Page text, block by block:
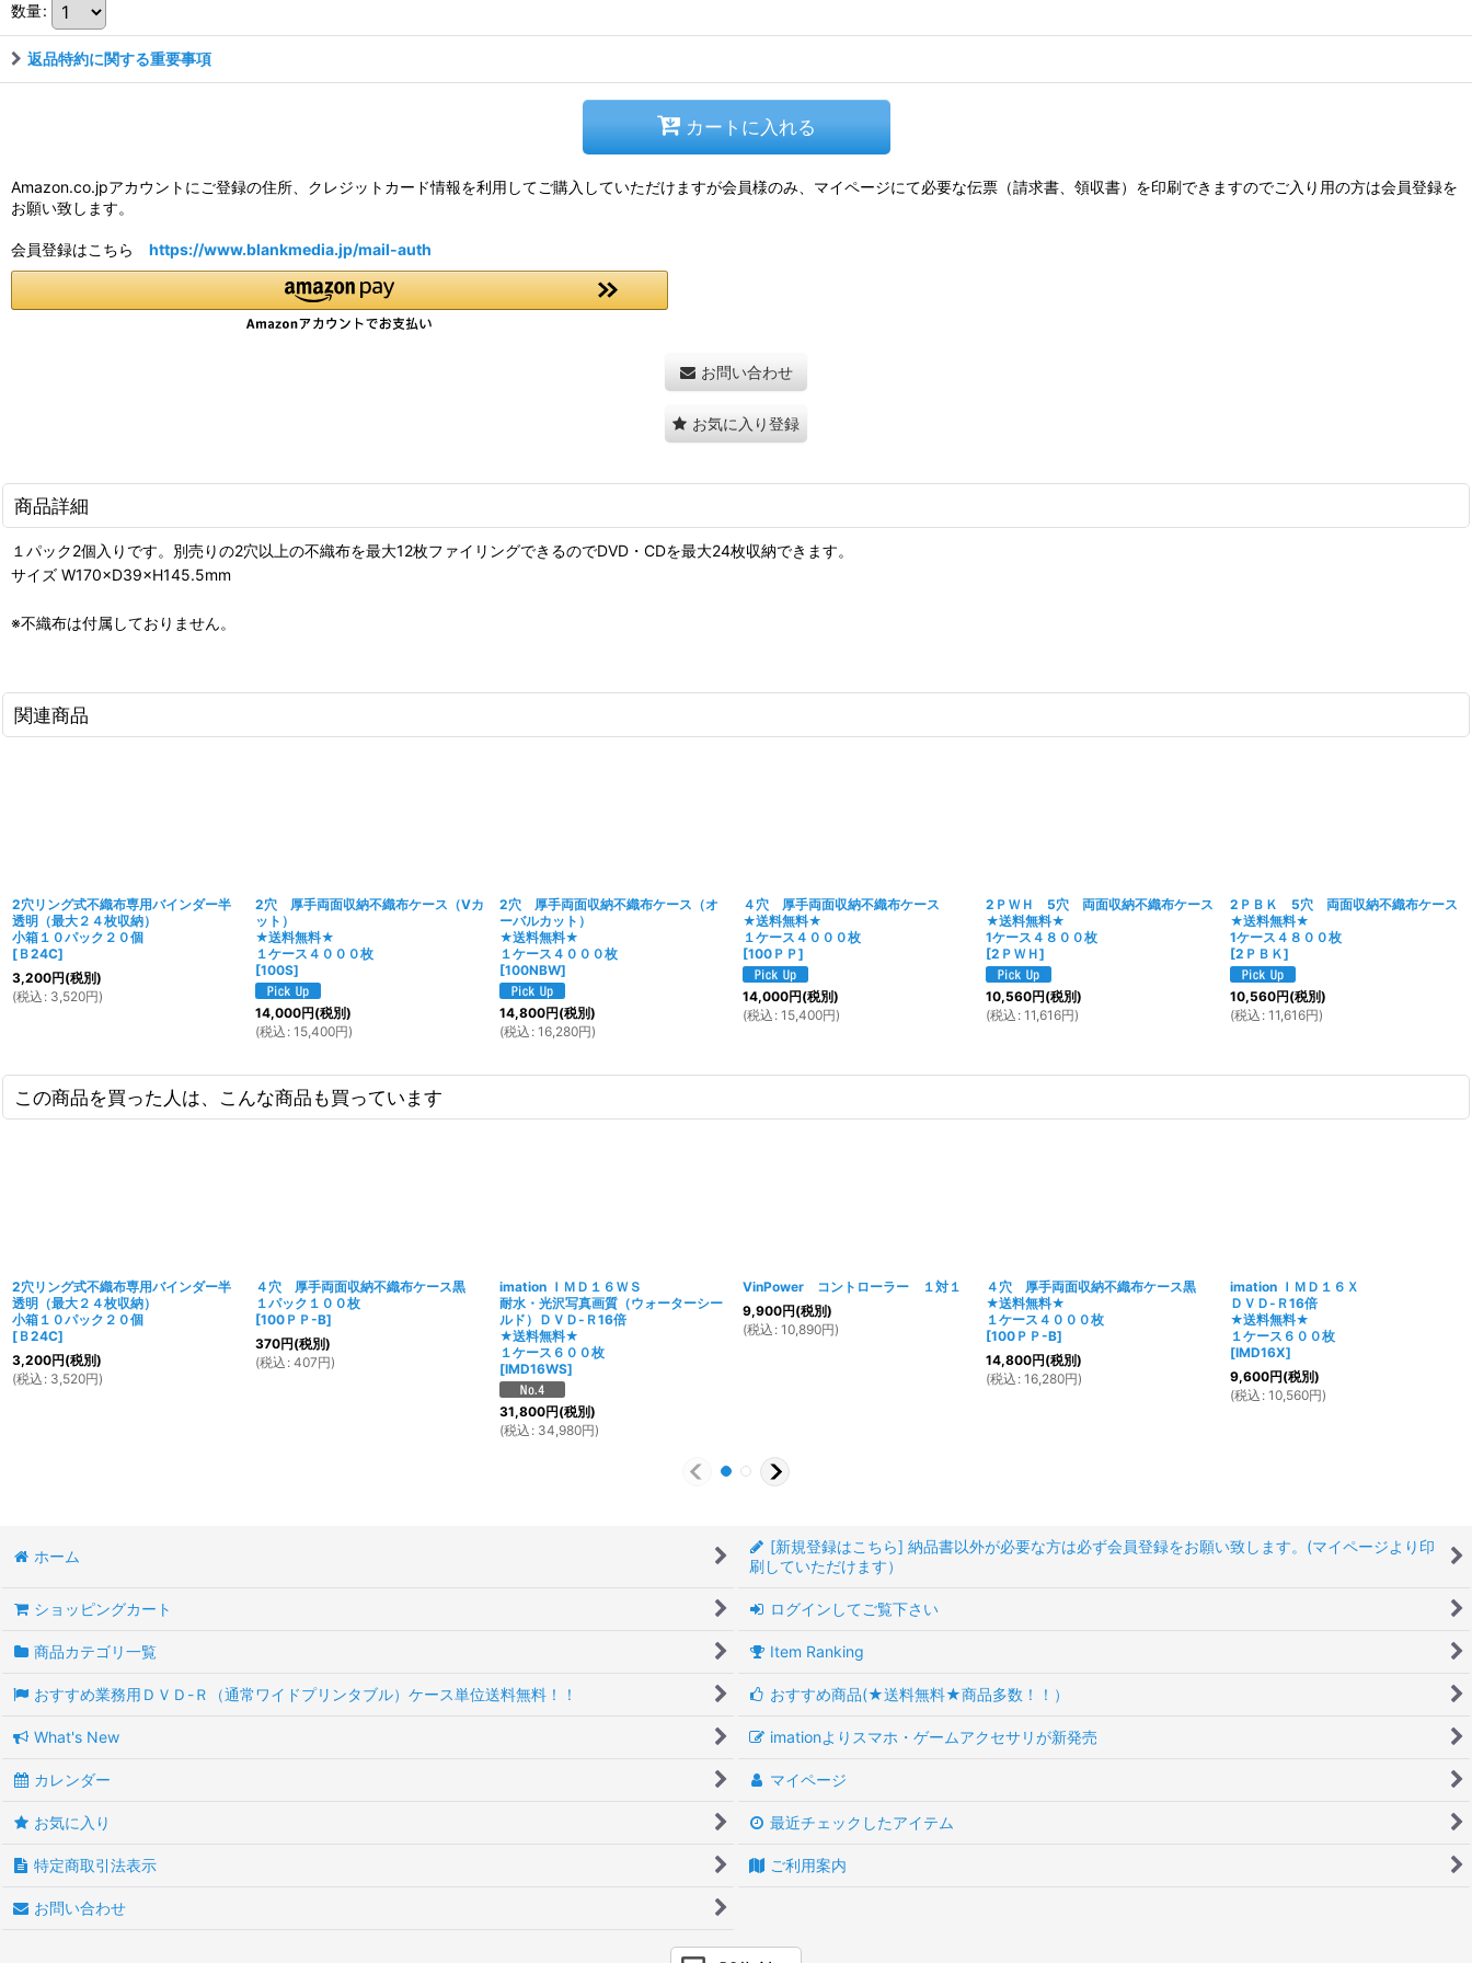
数量:
返品特約に関する重要事項
カートに入れる
Amazon.co.jpアカウントにご登録の住所、クレジットカード情報を利用してご購入していただけますが会員様のみ、マイページにて必要な伝票（請求書、領収書）を印刷できますのでご入り用の方は会員登録を
お願い致します。
会員登録はこちら https://www.blankmedia.jp/mail-auth
お問い合わせ
お気に入り登録
商品詳細
１パック2個入りです。別売りの2穴以上の不織布を最大12枚ファイリングできるのでDVD・CDを最大24枚収納できます。
サイズ W170×D39×H145.5mm
※不織布は付属しておりません。
関連商品
2穴リング式不織布専用バインダー半
透明（最大２４枚収納）
小箱１０パック２０個
[ Ｂ24C]
3,200円(税別)
(税込 : 3,520円)
2穴 厚手両面収納不織布ケース（Vカ
ット）
★送料無料★
１ケース４０００枚
[100S]
14,000円(税別)
(税込 : 15,400円)
2穴 厚手両面収納不織布ケース（オ
ーバルカット）
★送料無料★
１ケース４０００枚
[100NBW]
14,800円(税別)
(税込 : 16,280円)
４穴 厚手両面収納不織布ケース
★送料無料★
１ケース４０００枚
[100ＰＰ]
14,000円(税別)
(税込 : 15,400円)
2ＰＷＨ 5穴 両面収納不織布ケース
★送料無料★
1ケース４８００枚
[2ＰＷＨ]
10,560円(税別)
(税込 : 11,616円)
2ＰＢＫ 5穴 両面収納不織布ケース
★送料無料★
1ケース４８００枚
[2ＰＢＫ]
10,560円(税別)
(税込 : 11,616円)
この商品を買った人は、こんな商品も買っています
2穴リング式不織布専用バインダー半
透明（最大２４枚収納）
小箱１０パック２０個
[ Ｂ24C]
3,200円(税別)
(税込 : 3,520円)
４穴 厚手両面収納不織布ケース黒
１パック１００枚
[100ＰＰ-B]
370円(税別)
(税込 : 407円)
imation ＩＭＤ１６ＷＳ
耐水・光沢写真画質（ウォーターシー
ルド）ＤＶＤ-Ｒ16倍
★送料無料★
１ケース６００枚
[IMD16WS]
31,800円(税別)
(税込 : 34,980円)
VinPower コントローラー １対１
9,900円(税別)
(税込 : 10,890円)
４穴 厚手両面収納不織布ケース黒
★送料無料★
１ケース４０００枚
[100ＰＰ-B]
14,800円(税別)
(税込 : 16,280円)
imation ＩＭＤ１６Ｘ
ＤＶＤ-Ｒ16倍
★送料無料★
１ケース６００枚
[IMD16X]
9,600円(税別)
(税込 : 10,560円)
ホーム
[新規登録はこちら] 納品書以外が必要な方は必ず会員登録をお願い致します。(マイページより印
刷していただけます）
ショッピングカート ログインしてご覧下さい
商品カテゴリ一覧 Item Ranking
おすすめ業務用ＤＶＤ-Ｒ（通常ワイドプリンタブル）ケース単位送料無料！！ おすすめ商品(★送料無料★商品多数！！）
What's New imationよりスマホ・ゲームアクセサリが新発売
カレンダー マイページ
お気に入り 最近チェックしたアイテム
特定商取引法表示 ご利用案内
お問い合わせ